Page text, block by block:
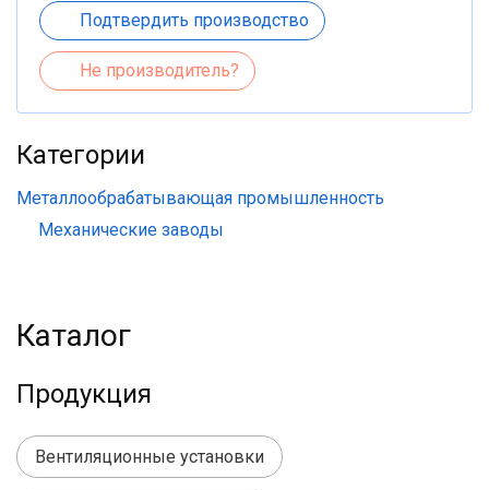
Подтвердить производство
Не производитель?
Категории
Металлообрабатывающая промышленность
Механические заводы
Каталог
Продукция
Вентиляционные установки